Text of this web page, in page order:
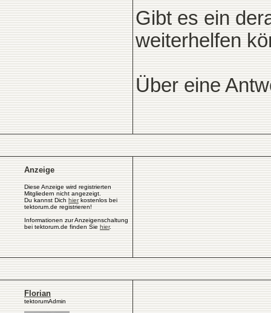
Gibt es ein
weiterhelfen
Über eine
Anzeige
Diese Anzeige wird registrierten
Mitgliedern nicht angezeigt.
Du kannst Dich hierkostenlos bei
tektorum.de registrieren!
Informationen zur Anzeigenschaltung
bei tektorum.de finden Sie hier.
Florian
tektorumAdmin